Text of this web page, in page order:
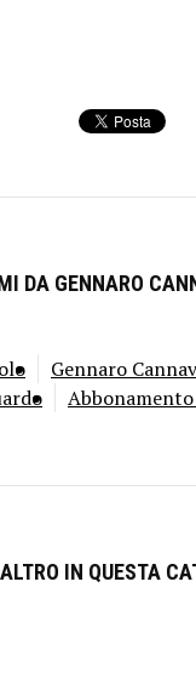
DA GENNARO
Gennaro
ALTRO IN QUESTA